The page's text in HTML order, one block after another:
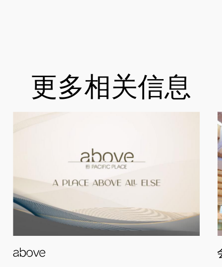
更多相关信息
above